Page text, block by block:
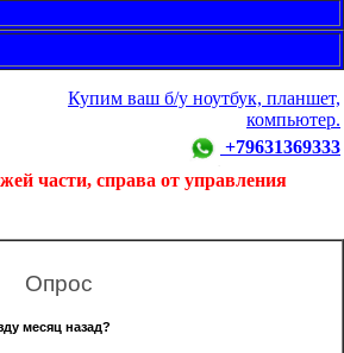
Купим ваш б/у ноутбук, планшет,
компьютер.
+79631369333
части, справа от управления
Опрос
месяц назад?